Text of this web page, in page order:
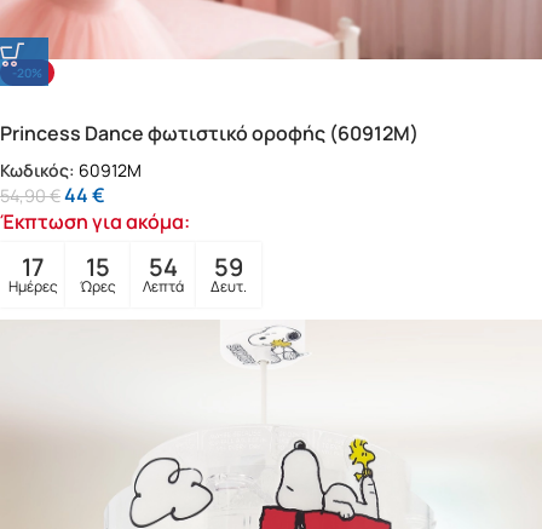
-20%
Princess Dance φωτιστικό οροφής (60912M)
Κωδικός: 60912M
54,90€44€
Έκπτωση για ακόμα:
17
Ημέρες
15
Ώρες
54
Λεπτά
57
Δευτ.